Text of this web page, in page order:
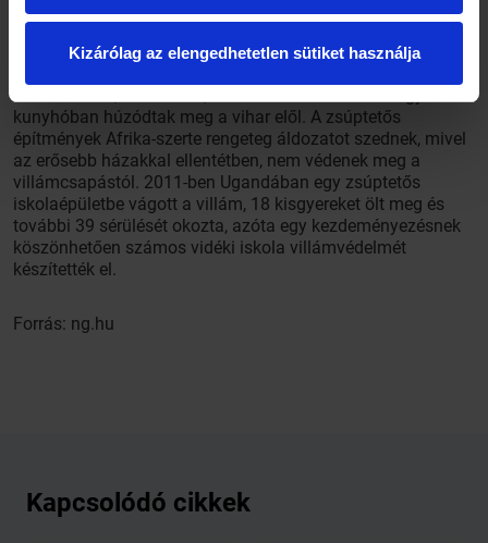
Kizárólag az elengedhetetlen sütiket használja
A két fentebb ismertetett rekordon kívül villámláshoz
kunyhóban húzódtak meg a vihar elől. A zsúptetős
építmények Afrika-szerte rengeteg áldozatot szednek, mivel
az erősebb házakkal ellentétben, nem védenek meg a
villámcsapástól. 2011-ben Ugandában egy zsúptetős
iskolaépületbe vágott a villám, 18 kisgyereket ölt meg és
további 39 sérülését okozta, azóta egy kezdeményezésnek
köszönhetően számos vidéki iskola villámvédelmét
készítették el.
Forrás: ng.hu
Kapcsolódó cikkek